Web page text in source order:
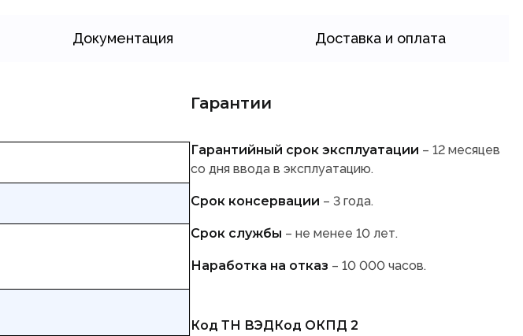
Документация Доставка и оплата
Гарантии
Гарантийный срок эксплуатации – 12 месяцев
со дня ввода в эксплуатацию.
Срок консервации – 3 года.
Срок службы – не менее 10 лет.
Наработка на отказ – 10 000 часов.
Код ТН ВЭД Код ОКПД 2